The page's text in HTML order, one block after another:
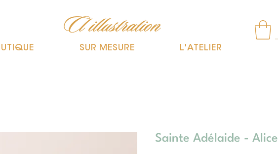
SUR MESURE L'ATELIER
Sainte Adélaide - Alice